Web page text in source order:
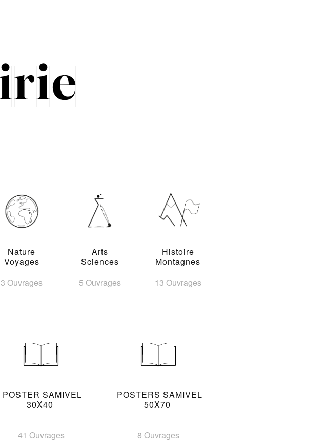
Nature
Voyages
3 Ouvrages
Arts
Sciences
5 Ouvrages
Histoire
Montagnes
13 Ouvrages
POSTER SAMIVEL
30X40
41 Ouvrages
POSTERS SAMIVEL
50X70
8 Ouvrages